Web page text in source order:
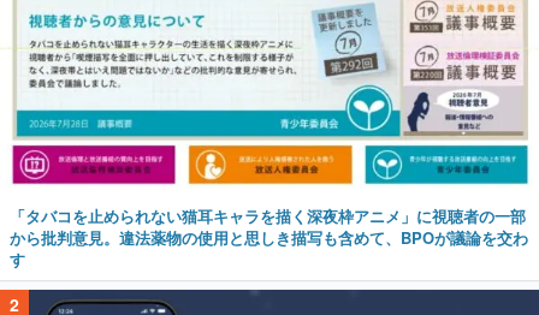
「タバコを止められない猫耳キャラを描く深夜枠アニメ」に視聴者の一部
から批判意見。違法薬物の使用と思しき描写も含めて、BPOが議論を交わ
す
2